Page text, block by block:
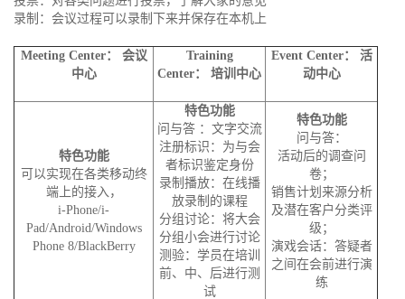
录制：会议过程可以录制下来并保存在本机上
Meeting Center：
会议
中心
Training
Center： 培训中心
Event Center：
活
动中心
特色功能
可以实现在各类移动终
端上的接入，
i-Phone/i-
Pad/Android/Windows
Phone 8/BlackBerry
特色功能
问与答 ：文字交流
注册标识：为与会
者标识鉴定身份
录制播放：在线播
放录制的课程
分组讨论：将大会
分组小会进行讨论
测验：学员在培训
前、中、后进行测
试
特色功能
问与答：
活动后的调查问
卷；
销售计划来源分析
及潜在客户分类评
级；
演戏会话：答疑者
之间在会前进行演
练